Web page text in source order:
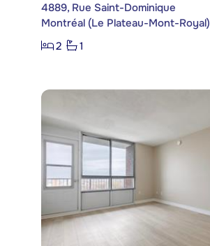
4889, Rue Saint-Dominique
Montréal (Le Plateau-Mont-Royal)
2
1